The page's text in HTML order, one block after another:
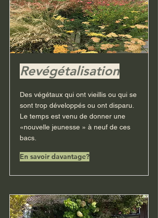
Revégétalisation
Des végétaux qui ont vieillis ou qui se
sont trop développés ou ont disparu.
Le temps est venu de donner une
«nouvelle jeunesse » à neuf de ces
bacs.
En savoir davantage?